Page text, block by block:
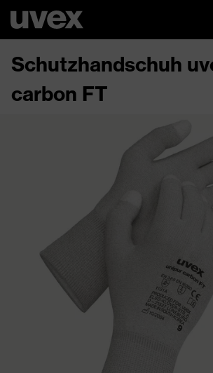
Schutzhandschuh
carbon FT